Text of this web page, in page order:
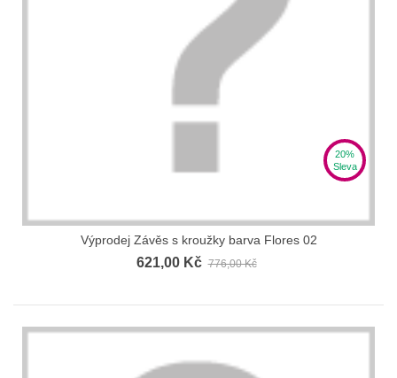
20%
Sleva
Výprodej Závěs s kroužky barva Flores 02
621,00 Kč 776,00 Kč